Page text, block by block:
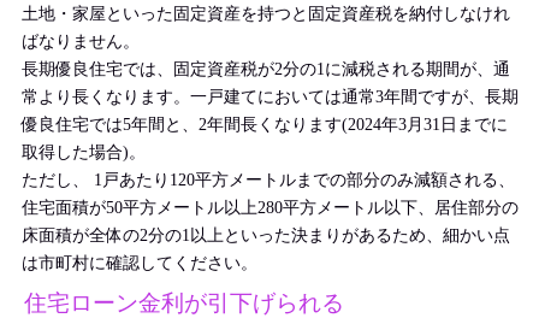
土地・家屋といった固定資産を持つと固定資産税を納付しなけれ
ばなりません。
長期優良住宅では、固定資産税が2分の1に減税される期間が、通
常より長くなります。一戸建てにおいては通常3年間ですが、長期
優良住宅では5年間と、2年間長くなります(2024年3月31日までに
取得した場合)。
ただし、 1戸あたり120平方メートルまでの部分のみ減額される、
住宅面積が50平方メートル以上280平方メートル以下、居住部分の
床面積が全体の2分の1以上といった決まりがあるため、細かい点
は市町村に確認してください。
住宅ローン金利が引下げられる